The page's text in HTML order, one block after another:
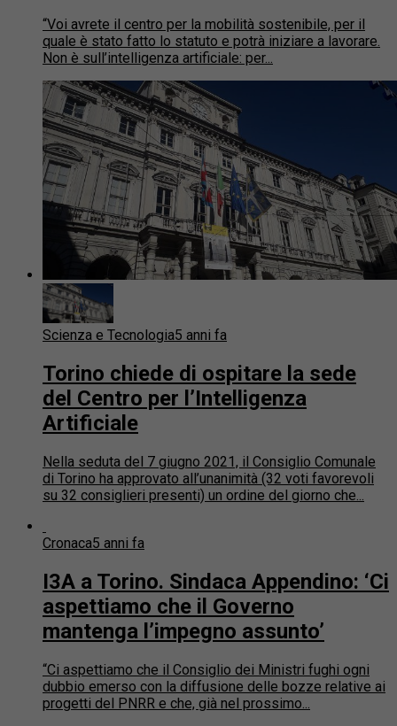
“Voi avrete il centro per la mobilità sostenibile, per il
quale è stato fatto lo statuto e potrà iniziare a lavorare.
Non è sull’intelligenza artificiale: per...
Scienza e Tecnologia5 anni fa
Torino chiede di ospitare la sede
del Centro per l’Intelligenza
Artificiale
Nella seduta del 7 giugno 2021, il Consiglio Comunale
di Torino ha approvato all’unanimità (32 voti favorevoli
su 32 consiglieri presenti) un ordine del giorno che...
Cronaca5 anni fa
I3A a Torino. Sindaca Appendino: ‘Ci
aspettiamo che il Governo
mantenga l’impegno assunto’
“Ci aspettiamo che il Consiglio dei Ministri fughi ogni
dubbio emerso con la diffusione delle bozze relative ai
progetti del PNRR e che, già nel prossimo...